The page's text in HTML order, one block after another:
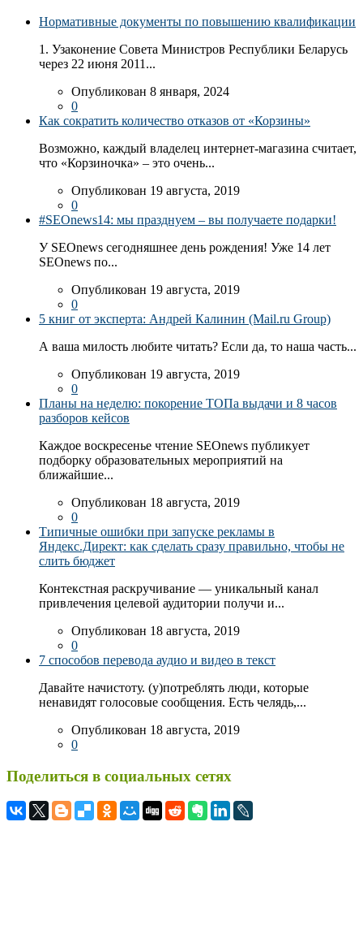
Нормативные документы по повышению квалификации
1. Узаконение Совета Министров Республики Беларусь
через 22 июня 2011...
Опубликован 8 января, 2024
0
Как сократить количество отказов от «Корзины»
Возможно, каждый владелец интернет-магазина считает,
что «Корзиночка» – это очень...
Опубликован 19 августа, 2019
0
#SEOnews14: мы празднуем – вы получаете подарки!
У SEOnews сегодняшнее день рождения! Уже 14 лет
SEOnews по...
Опубликован 19 августа, 2019
0
5 книг от эксперта: Андрей Калинин (Mail.ru Group)
А ваша милость любите читать? Если да, то наша часть...
Опубликован 19 августа, 2019
0
Планы на неделю: покорение ТОПа выдачи и 8 часов
разборов кейсов
Каждое воскресенье чтение SEOnews публикует
подборку образовательных мероприятий на
ближайшие...
Опубликован 18 августа, 2019
0
Типичные ошибки при запуске рекламы в
Яндекс.Директ: как сделать сразу правильно, чтобы не
слить бюджет
Контекстная раскручивание — уникальный канал
привлечения целевой аудитории получи и...
Опубликован 18 августа, 2019
0
7 способов перевода аудио и видео в текст
Давайте начистоту. (у)потреблять люди, которые
ненавидят голосовые сообщения. Есть челядь,...
Опубликован 18 августа, 2019
0
Поделиться в социальных сетях